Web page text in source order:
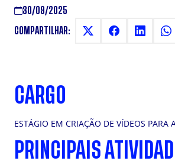
30/09/2025
COMPARTILHAR:
CARGO
ESTÁGIO EM CRIAÇÃO DE VÍDEOS PARA
PRINCIPAIS